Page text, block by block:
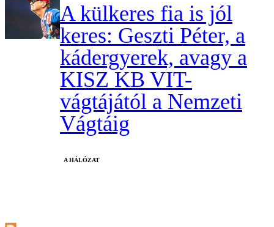
A külkeres fia is jól
keres: Geszti Péter, a
kádergyerek, avagy a
KISZ KB VIT-
vágtájától a Nemzeti
Vágtáig
A HÁLÓZAT